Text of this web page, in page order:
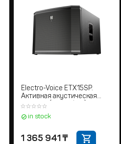
Electro-Voice ETX15SP.
Активная акустическая
система (Сабвуфер)
in stock
1 365 941 ₸